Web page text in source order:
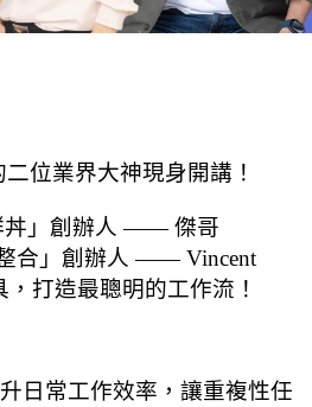
位業界大神現身開講！
丼」創辦人 —— 傑哥
合」創辦人 —— Vincent
打造最聰明的工作流！
日常工作效率，讓重複性任